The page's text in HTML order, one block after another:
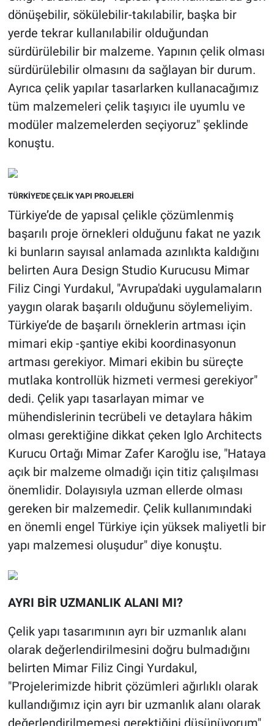
dönüşebilir, sökülebilir-takılabilir, başka bir
yerde tekrar kullanılabilir olduğundan
sürdürülebilir bir malzeme. Yapının çelik olması
sürdürülebilir olmasını da sağlayan bir durum.
Ayrıca çelik yapılar tasarlarken kullanacağımız
tüm malzemeleri çelik taşıyıcı ile uyumlu ve
modüler malzemelerden seçiyoruz" şeklinde
konuştu.
TÜRKİYE'DE ÇELİK YAPI PROJELERİ
Türkiye’de de yapısal çelikle çözümlenmiş
başarılı proje örnekleri olduğunu fakat ne yazık
ki bunların sayısal anlamada azınlıkta kaldığını
belirten Aura Design Studio Kurucusu Mimar
Filiz Cingi Yurdakul, "Avrupa'daki uygulamaların
yaygın olarak başarılı olduğunu söylemeliyim.
Türkiye’de de başarılı örneklerin artması için
mimari ekip -şantiye ekibi koordinasyonun
artması gerekiyor. Mimari ekibin bu süreçte
mutlaka kontrollük hizmeti vermesi gerekiyor"
dedi. Çelik yapı tasarlayan mimar ve
mühendislerinin tecrübeli ve detaylara hâkim
olması gerektiğine dikkat çeken Iglo Architects
Kurucu Ortağı Mimar Zafer Karoğlu ise, "Hataya
açık bir malzeme olmadığı için titiz çalışılması
önemlidir. Dolayısıyla uzman ellerde olması
gereken bir malzemedir. Çelik kullanımındaki
en önemli engel Türkiye için yüksek maliyetli bir
yapı malzemesi oluşudur" diye konuştu.
AYRI BİR UZMANLIK ALANI MI?
Çelik yapı tasarımının ayrı bir uzmanlık alanı
olarak değerlendirilmesini doğru bulmadığını
belirten Mimar Filiz Cingi Yurdakul,
"Projelerimizde hibrit çözümleri ağırlıklı olarak
kullandığımız için ayrı bir uzmanlık alanı olarak
değerlendirilmemesi gerektiğini düşünüyorum"